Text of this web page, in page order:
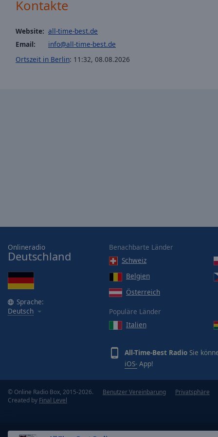
Color
Opacity
Opacity
Font
Text
Edge
Style
Done
End
Kontakte
Website: all-time-best.de
Email:
info@all-time-best.de
Ortszeit in Berlin: 11:32, 08.08.2026
Onlineradio
Deutschland
Sprache:
Deutsch
Benachbarte Länder
Schweiz
Belgien
Österreich
Populäre Länder
Italien
All-Time-Best Radio Sie
iOS- App!
© Online Radio Box, 2015-2026.
Created by Final Level
Benutzer Vereinbarung Privatsphäre